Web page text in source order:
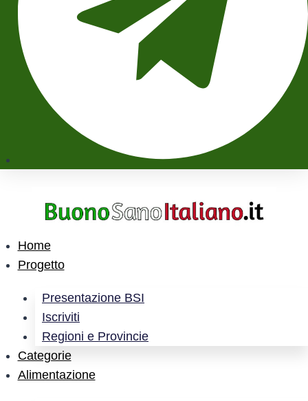
Home
Progetto
Presentazione BSI
Iscriviti
Regioni e Provincie
Categorie
Alimentazione